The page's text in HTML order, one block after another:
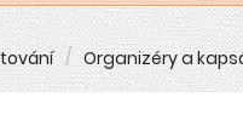
Organizéry a